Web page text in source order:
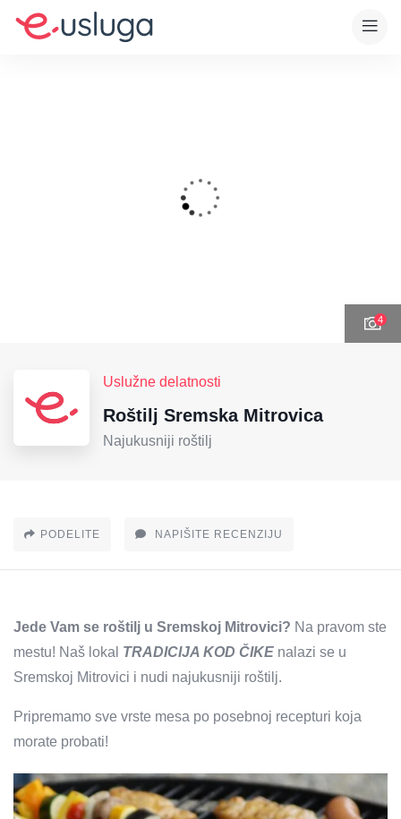
4
Uslužne delatnosti
Roštilj Sremska Mitrovica
Najukusniji roštilj
PODELITE NAPIŠITE RECENZIJU
Jede Vam se roštilj u Sremskoj Mitrovici? Na pravom ste
mestu! Naš lokal TRADICIJA KOD ČIKE nalazi se u
Sremskoj Mitrovici i nudi najukusniji roštilj.
Pripremamo sve vrste mesa po posebnoj recepturi koja
morate probati!